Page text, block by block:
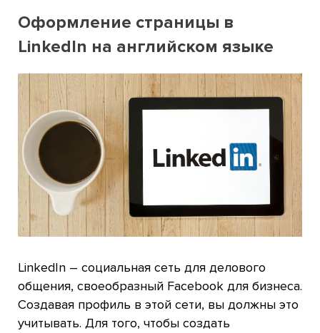
Оформление страницы в
LinkedIn на английском языке
LinkedIn – социальная сеть для делового
общения, своеобразный Facebook для бизнеса.
Создавая профиль в этой сети, вы должны это
учитывать. Для того, чтобы создать